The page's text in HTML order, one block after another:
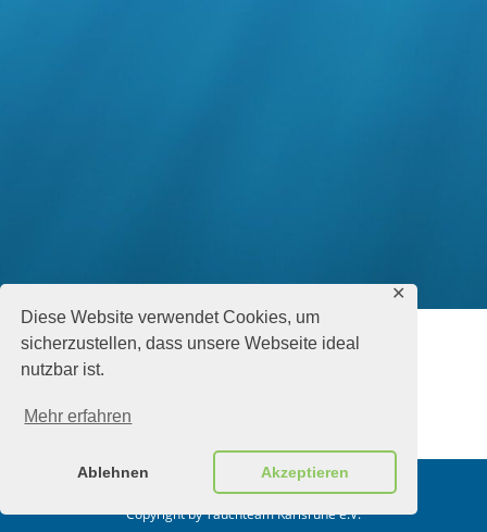
Diese Website verwendet Cookies, um
sicherzustellen, dass unsere Webseite ideal
nutzbar ist.
Mehr erfahren
Ablehnen Akzeptieren
✕
Impressum Datenschutz Login
Copyright by Tauchteam Karlsruhe e.V.